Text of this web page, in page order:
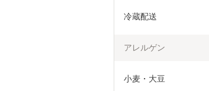
冷蔵配送
アレルゲン
小麦・大豆